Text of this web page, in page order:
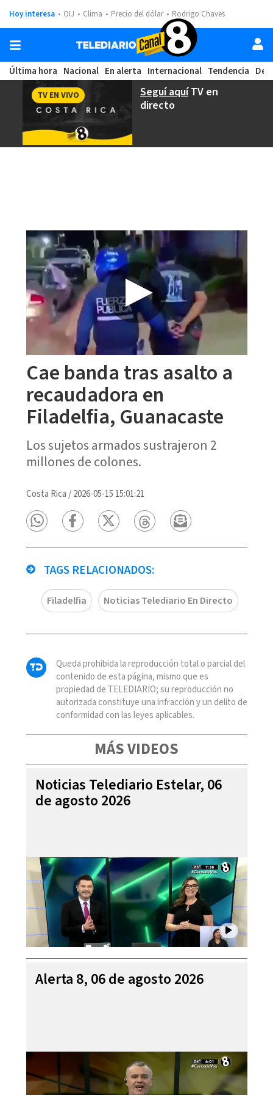
Hoy interesa OIJ Clima Precio del dólar Rodrigo Chaves
Última hora Nacional En alerta Internacional Tendencia
Seguí aquíTV en
directo
TV EN VIVO
Cae banda tras asalto a
recaudadora en
Filadelfia, Guanacaste
Los sujetos armados sustrajeron 2
millones de colones.
Costa Rica /2026-05-15 15:01:21
TAGS RELACIONADOS:
Filadelfia Noticias Telediario En Directo
Queda prohibida la reproducción total o parcial del
contenido de esta página, mismo que es
propiedad de TELEDIARIO; su reproducción no
autorizada constituye una infracción y un delito de
conformidad con las leyes aplicables.
MÁS VIDEOS
Noticias Telediario Estelar, 06
de agosto 2026
Alerta 8, 06 de agosto 2026